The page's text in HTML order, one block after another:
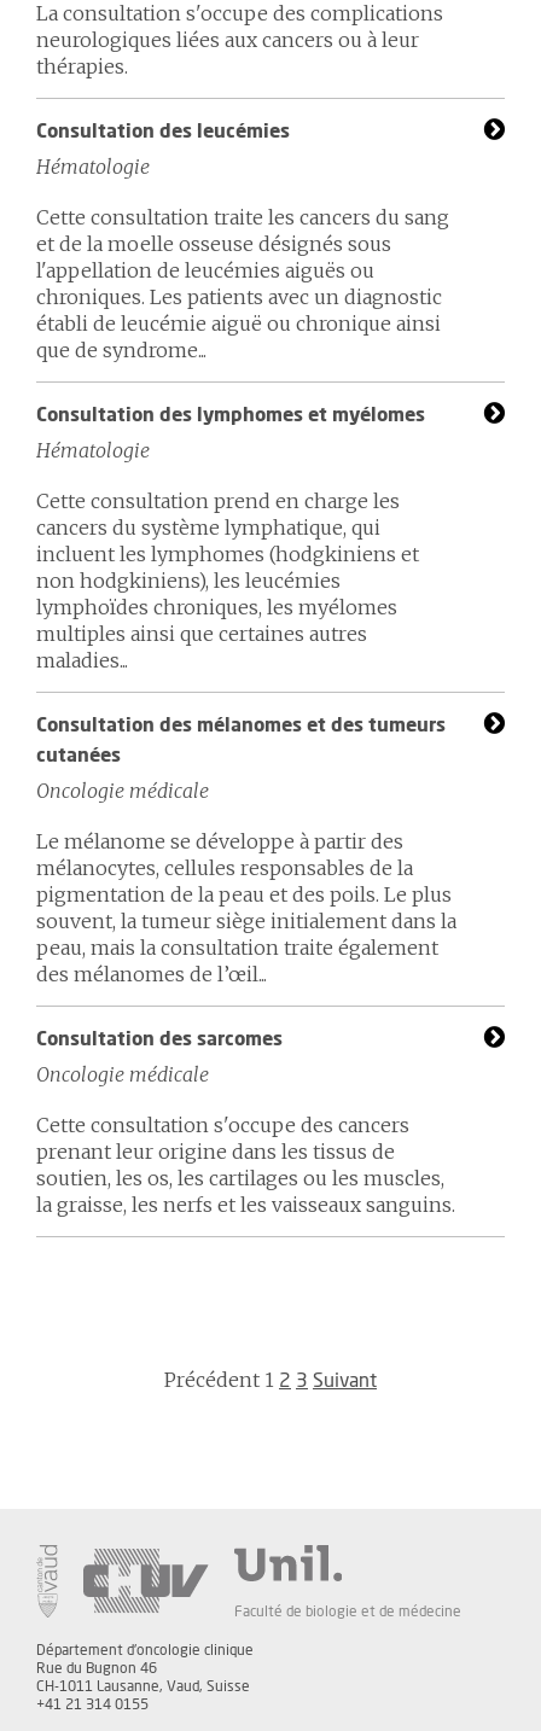
La consultation s'occupe des complications
neurologiques liées aux cancers ou à leur
thérapies.
Consultation des leucémies
Hématologie
Cette consultation traite les cancers du sang
et de la moelle osseuse désignés sous
l'appellation de leucémies aiguës ou
chroniques. Les patients avec un diagnostic
établi de leucémie aiguë ou chronique ainsi
que de syndrome...
Consultation des lymphomes et myélomes
Hématologie
Cette consultation prend en charge les
cancers du système lymphatique, qui
incluent les lymphomes (hodgkiniens et
non hodgkiniens), les leucémies
lymphoïdes chroniques, les myélomes
multiples ainsi que certaines autres
maladies...
Consultation des mélanomes et des tumeurs
cutanées
Oncologie médicale
Le mélanome se développe à partir des
mélanocytes, cellules responsables de la
pigmentation de la peau et des poils. Le plus
souvent, la tumeur siège initialement dans la
peau, mais la consultation traite également
des mélanomes de l’œil...
Consultation des sarcomes
Oncologie médicale
Cette consultation s'occupe des cancers
prenant leur origine dans les tissus de
soutien, les os, les cartilages ou les muscles,
la graisse, les nerfs et les vaisseaux sanguins.
Précédent 1 2 3 Suivant
Faculté de biologie et de médecine
Département d'oncologie clinique
Rue du Bugnon 46
CH-1011 Lausanne, Vaud, Suisse
+41 21 314 0155